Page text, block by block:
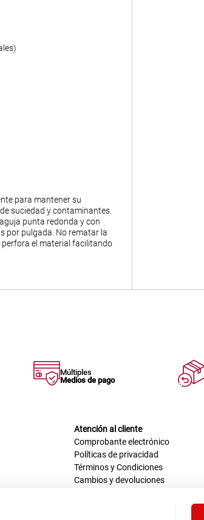
para mantener su
suciedad y contaminantes.
punta redonda y con
por pulgada. No rematar la
el material facilitando
Múltiples
Medios de pago
Atención al cliente
Comprobante electrónico
Políticas de privacidad
Términos y Condiciones
Cambios y devoluciones